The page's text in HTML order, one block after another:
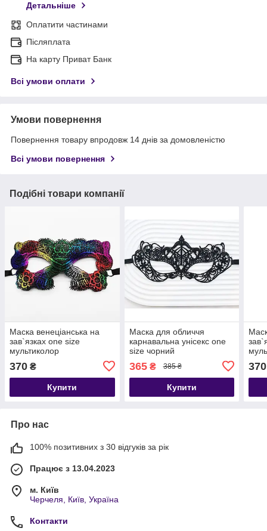
Детальніше
Оплатити частинами
Післяплата
На карту Приват Банк
Всі умови оплати
Умови повернення
Повернення товару впродовж 14 днів за домовленістю
Всі умови повернення
Подібні товари компанії
Маска венеціанська на
зав`язках one size
мультиколор
370 ₴
Купити
Маска для обличчя
карнавальна унісекс one
size чорний
365₴ 385 ₴
Купити
370
Про нас
100% позитивних з 30 відгуків за рік
Працює з 13.04.2023
м. Київ
Черчеля, Київ, Україна
Контакти